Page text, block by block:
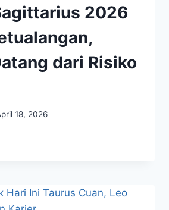
2026
dari Risiko
18, 2026